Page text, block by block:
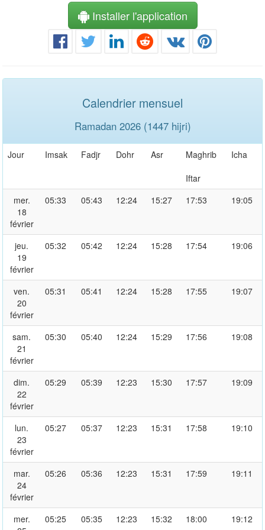
Installer l'application
Calendrier mensuel
Ramadan 2026 (1447 hijri)
Jour Imsak Fadjr Dohr Asr
Maghrib
Iftar
Icha
mer.
18
février
05:33 05:43 12:24 15:27 17:53 19:05
jeu.
19
février
05:32 05:42 12:24 15:28 17:54 19:06
ven.
20
février
05:31 05:41 12:24 15:28 17:55 19:07
sam.
21
février
05:30 05:40 12:24 15:29 17:56 19:08
dim.
22
février
05:29 05:39 12:23 15:30 17:57 19:09
lun.
23
février
05:27 05:37 12:23 15:31 17:58 19:10
mar.
24
février
05:26 05:36 12:23 15:31 17:59 19:11
mer.
05:25 05:35 12:23 15:32 18:00 19:12